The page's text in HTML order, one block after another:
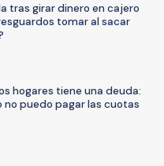
tras girar dinero en cajero
tomar al sacar
hogares tiene una deuda:
no puedo pagar las cuotas